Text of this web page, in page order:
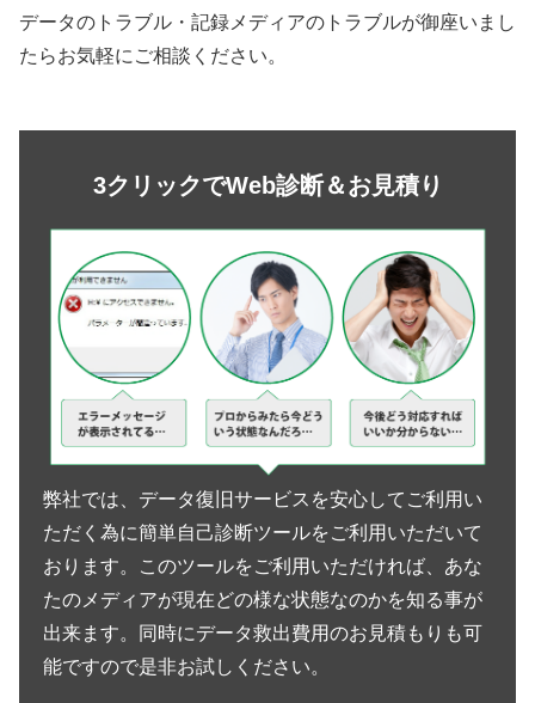
データのトラブル・記録メディアのトラブルが御座いまし
たらお気軽にご相談ください。
3クリックでWeb診断＆お見積り
弊社では、データ復旧サービスを安心してご利用い
ただく為に簡単自己診断ツールをご利用いただいて
おります。このツールをご利用いただければ、あな
たのメディアが現在どの様な状態なのかを知る事が
出来ます。同時にデータ救出費用のお見積もりも可
能ですので是非お試しください。